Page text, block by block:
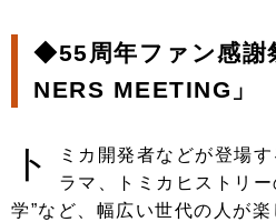
◆55周年ファン感謝
NERS MEETING」
ト
ミカ開発者などが登場
ラマ、トミカヒストリ
学”など、幅広い世代の人が